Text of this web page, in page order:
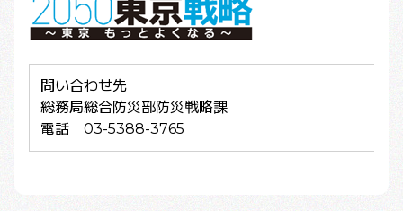
問い合わせ先
総務局総合防災部防災戦略課
電話 03-5388-3765